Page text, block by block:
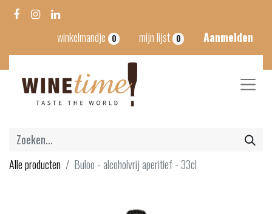
winkelmandje 0 mijn lijst 0 Aanmelden
Alle producten Buloo - alcoholvrij aperitief - 33cl